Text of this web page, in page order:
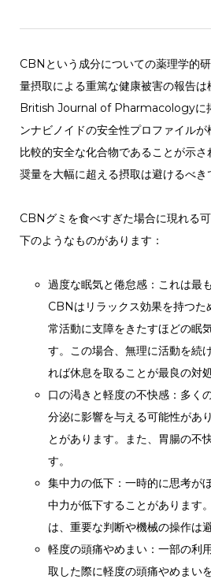
CBNという成分についての薬理学的
量摂取による重篤な健康被害の報告は
British Journal of Pharmacologyに
ンナビノイドの安全性プロファイル
比較的安全な化合物であることが示
奨量を大幅に超える摂取は避けるべき
CBNグミを食べすぎた場合に現れる
下のようなものがあります：
過度な眠気と倦怠感：これは最
CBNはリラックス効果を持つた
常活動に支障をきたすほどの眠
す。この場合、無理に活動を続
れば休息を取ることが最良の対
口の渇きと軽度の不快感：多く
分泌に影響を与える可能性があ
とがあります。また、胃腸の不
す。
集中力の低下：一時的に思考が
中力が低下することがあります
は、重要な判断や機械の操作は
軽度の頭痛やめまい：一部の利
取した際に軽度の頭痛やめまい